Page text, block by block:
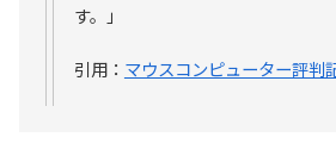
す。」
引用： マウスコンピューター評判